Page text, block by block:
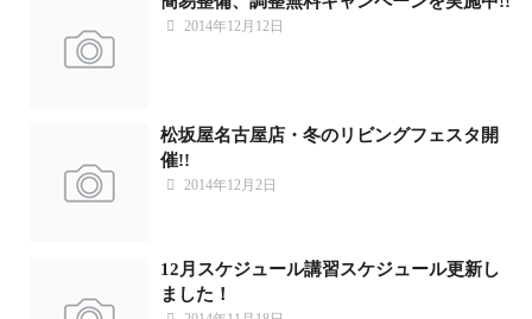
2014年12月12日
松坂屋名古屋店・冬のリビングフェスタ開
催!!
2014年12月2日
12月スケジュール講習スケジュール更新し
ました！